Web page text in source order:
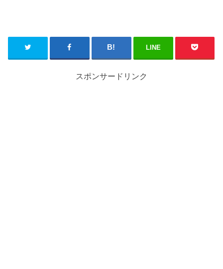
LINE
スポンサードリンク